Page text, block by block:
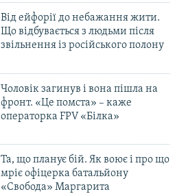
Від ейфорії до небажання жити.
Що відбувається з людьми після
звільнення із російського полону
Чоловік загинув і вона пішла на
фронт. «Це помста» – каже
операторка FPV «Білка»
Та, що планує бій. Як воює і про що
мріє офіцерка батальйону
«Свобода» Маргарита